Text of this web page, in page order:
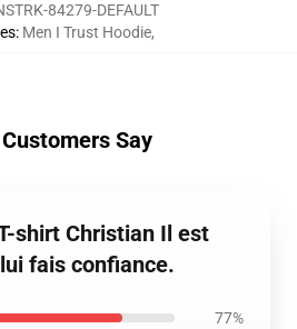
84279-DEFAULT
: Men I Trust Hoodie,
Say
shirt Christian Il est
fais confiance.
77%